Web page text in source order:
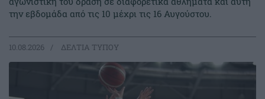
την εβδομάδα από τις 10 μέχρι τις 16 Αυγούστου.
10.08.2026 ΔΕΛΤΙΑ ΤΥΠΟΥ